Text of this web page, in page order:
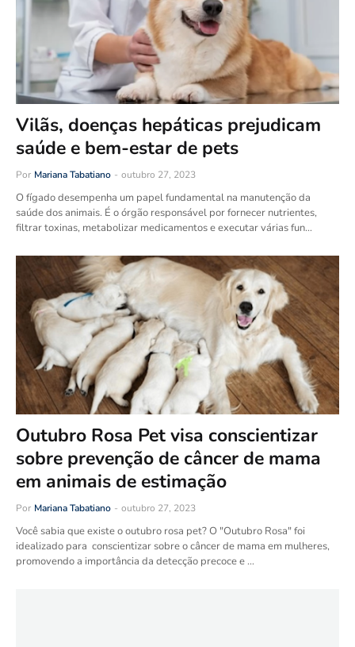
Vilãs, doenças hepáticas prejudicam
saúde e bem-estar de pets
Por Mariana Tabatiano - outubro 27, 2023
O fígado desempenha um papel fundamental na manutenção da
saúde dos animais. É o órgão responsável por fornecer nutrientes,
filtrar toxinas, metabolizar medicamentos e executar várias fun…
Outubro Rosa Pet visa conscientizar
sobre prevenção de câncer de mama
em animais de estimação
Por Mariana Tabatiano - outubro 27, 2023
Você sabia que existe o outubro rosa pet? O "Outubro Rosa" foi
idealizado para conscientizar sobre o câncer de mama em mulheres,
promovendo a importância da detecção precoce e …